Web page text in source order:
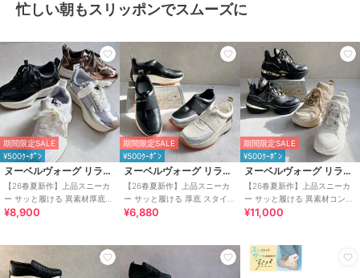
忙しい朝もスリッポンでスムーズに
期間限定SALE
¥500ｸｰﾎﾟﾝ
ヌーベルヴォーグ リラックス
【26春夏新作】上品スニーカ
ー サッと履ける 異素材厚底ス
ニーカー
¥8,900
期間限定SALE
¥500ｸｰﾎﾟﾝ
ヌーベルヴォーグ リラックス
【26春夏新作】上品スニーカ
ー サッと履ける 厚底 スタイリ
ッシュスニーカー
¥6,880
期間限定SALE
¥500ｸｰﾎﾟﾝ
ヌーベルヴォーグ リラックス
【26春夏新作】上品スニーカ
ー サッと履ける 異素材コンビ
厚底 大人スニーカー
¥11,000